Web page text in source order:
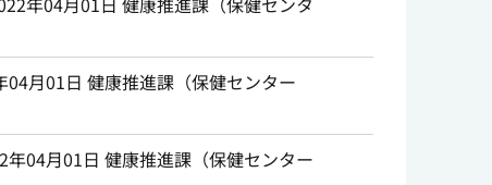
04月01日 健康推進課（保健センター
年04月01日 健康推進課（保健センター